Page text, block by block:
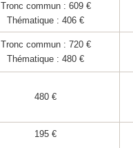
Tronc commun : 609 €
Thématique : 406 €
Tronc commun : 720 €
Thématique : 480 €
480 €
195 €